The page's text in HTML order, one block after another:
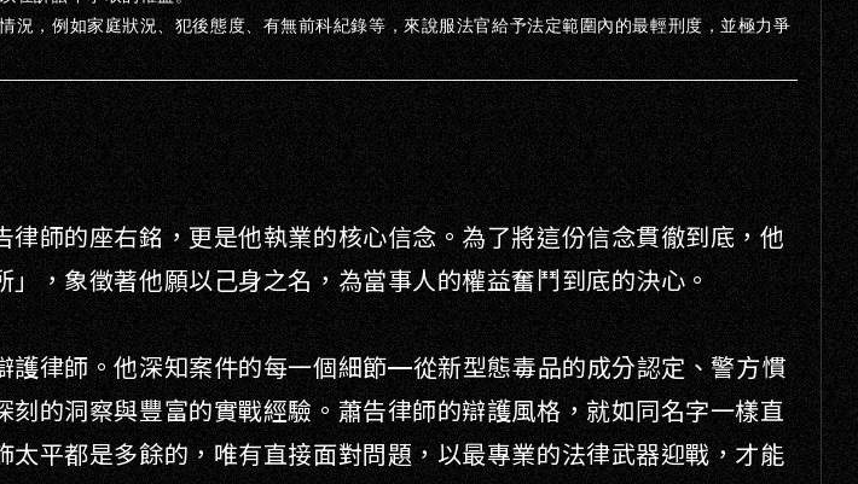
，例如家庭狀況、犯後態度、有無前科紀錄等，來說服法官給予法定範圍內的最輕刑度，並極力爭
師的座右銘，更是他執業的核心信念。為了將這份信念貫徹到底，他
，象徵著他願以己身之名，為當事人的權益奮鬥到底的決心。
律師。他深知案件的每一個細節——從新型態毒品的成分認定、警方慣
的洞察與豐富的實戰經驗。蕭告律師的辯護風格，就如同名字一樣直
平都是多餘的，唯有直接面對問題，以最專業的法律武器迎戰，才能